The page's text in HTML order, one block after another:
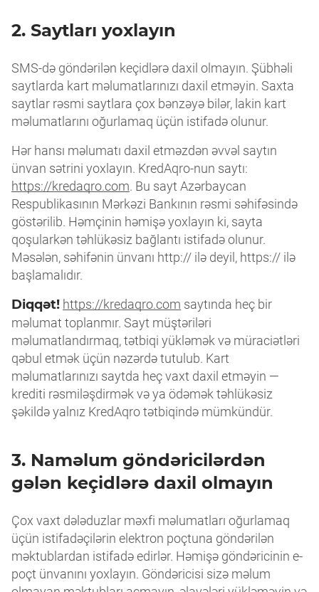
2. Saytları yoxlayın
SMS-də göndərilən keçidlərə daxil olmayın. Şübhəli
saytlarda kart məlumatlarınızı daxil etməyin. Saxta
saytlar rəsmi saytlara çox bənzəyə bilər, lakin kart
məlumatlarını oğurlamaq üçün istifadə olunur.
Hər hansı məlumatı daxil etməzdən əvvəl saytın
ünvan sətrini yoxlayın. KredAqro-nun saytı:
https://kredaqro.com. Bu sayt Azərbaycan
Respublikasının Mərkəzi Bankının rəsmi səhifəsində
göstərilib. Həmçinin həmişə yoxlayın ki, sayta
qoşularkən təhlükəsiz bağlantı istifadə olunur.
Məsələn, səhifənin ünvanı http:// ilə deyil, https:// ilə
başlamalıdır.
Diqqət! https://kredaqro.com saytında heç bir
məlumat toplanmır. Sayt müştəriləri
məlumatlandırmaq, tətbiqi yükləmək və müraciətləri
qəbul etmək üçün nəzərdə tutulub. Kart
məlumatlarınızı saytda heç vaxt daxil etməyin —
krediti rəsmiləşdirmək və ya ödəmək təhlükəsiz
şəkildə yalnız KredAqro tətbiqində mümkündür.
3. Naməlum göndəricilərdən
gələn keçidlərə daxil olmayın
Çox vaxt dələduzlar məxfi məlumatları oğurlamaq
üçün istifadəçilərin elektron poçtuna göndərilən
məktublardan istifadə edirlər. Həmişə göndəricinin e-
poçt ünvanını yoxlayın. Göndəricisi sizə məlum